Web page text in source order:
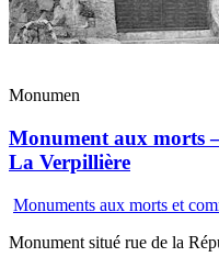
Monumen
Monument aux morts
La Verpillière
Monuments aux morts et
Monument situé rue de la